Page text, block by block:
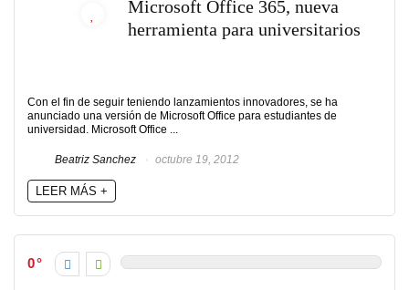
Microsoft Office 365, nueva
herramienta para universitarios
Con el fin de seguir teniendo lanzamientos innovadores, se ha
anunciado una versión de Microsoft Office para estudiantes de
universidad. Microsoft Office ...
Beatriz Sanchez octubre 19, 2012
LEER MÁS +
0